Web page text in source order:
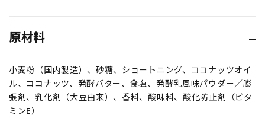
原材料
小麦粉（国内製造）、砂糖、ショートニング、ココナッツオイ
ル、ココナッツ、発酵バター、食塩、発酵乳風味パウダー／膨
張剤、乳化剤（大豆由来）、香料、酸味料、酸化防止剤（ビタ
ミンE）